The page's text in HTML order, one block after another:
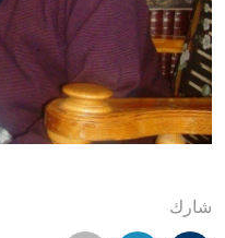
شارك